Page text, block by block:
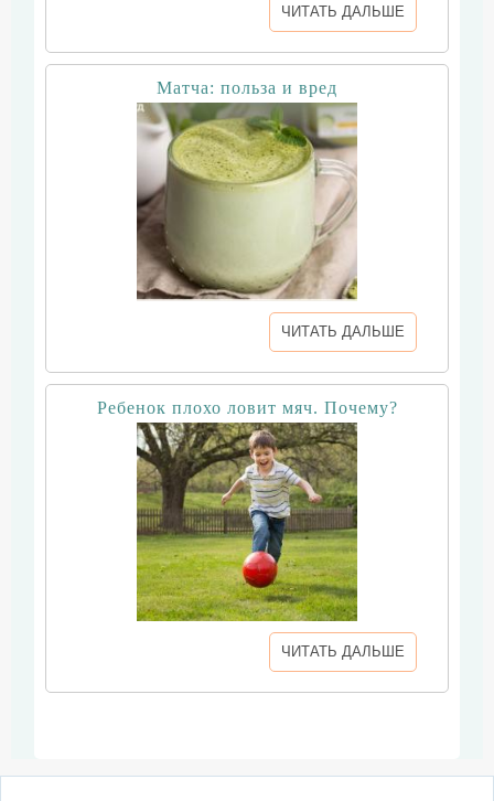
ЧИТАТЬ ДАЛЬШЕ
Матча: польза и вред
ЧИТАТЬ ДАЛЬШЕ
Ребенок плохо ловит мяч. Почему?
ЧИТАТЬ ДАЛЬШЕ